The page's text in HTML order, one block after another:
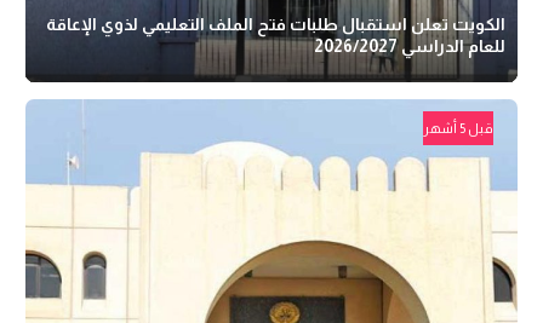
الكويت تعلن استقبال طلبات فتح الملف التعليمي لذوي الإعاقة
للعام الدراسي 2026/2027
قبل 5 أشهر